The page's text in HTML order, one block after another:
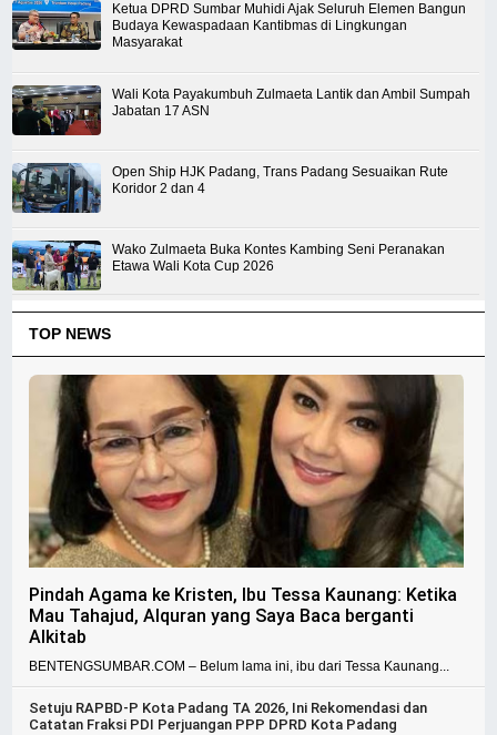
Ketua DPRD Sumbar Muhidi Ajak Seluruh Elemen Bangun
Budaya Kewaspadaan Kantibmas di Lingkungan
Masyarakat
Wali Kota Payakumbuh Zulmaeta Lantik dan Ambil Sumpah
Jabatan 17 ASN
Open Ship HJK Padang, Trans Padang Sesuaikan Rute
Koridor 2 dan 4
Wako Zulmaeta Buka Kontes Kambing Seni Peranakan
Etawa Wali Kota Cup 2026
TOP NEWS
Pindah Agama ke Kristen, Ibu Tessa Kaunang: Ketika
Mau Tahajud, Alquran yang Saya Baca berganti
Alkitab
BENTENGSUMBAR.COM – Belum lama ini, ibu dari Tessa Kaunang...
Setuju RAPBD-P Kota Padang TA 2026, Ini Rekomendasi dan
Catatan Fraksi PDI Perjuangan PPP DPRD Kota Padang